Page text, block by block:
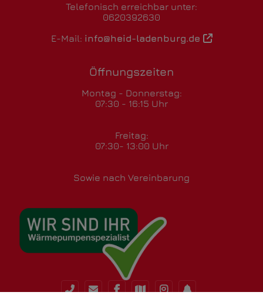
Telefonisch erreichbar unter:
0620392630
E-Mail: info@heid-ladenburg.de
Öffnungszeiten
Montag - Donnerstag:
07:30 - 16:15 Uhr
Freitag:
07:30- 13:00 Uhr
Sowie nach Vereinbarung